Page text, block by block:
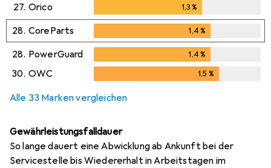
27. Orico 1,3%
28. CoreParts 1,4%
28. PowerGuard 1,4%
30. OWC 1,5 %
Alle 33 Marken vergleichen
Gewährleistungsfalldauer
So lange dauert eine Abwicklung ab Ankunft bei der
Servicestelle bis Wiedererhalt in Arbeitstagen im